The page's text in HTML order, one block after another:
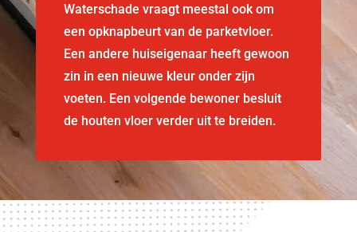
Waterschade vraagt meestal ook om
een opknapbeurt van de parketvloer.
Een andere huiseigenaar heeft gewoon
zin in een nieuwe kleur onder zijn
voeten. Een volgende bewoner besluit
de houten vloer verder uit te breiden.